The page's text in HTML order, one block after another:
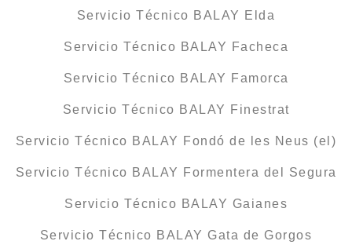
Servicio Técnico BALAY Elda
Servicio Técnico BALAY Facheca
Servicio Técnico BALAY Famorca
Servicio Técnico BALAY Finestrat
Servicio Técnico BALAY Fondó de les Neus (el)
Servicio Técnico BALAY Formentera del Segura
Servicio Técnico BALAY Gaianes
Servicio Técnico BALAY Gata de Gorgos